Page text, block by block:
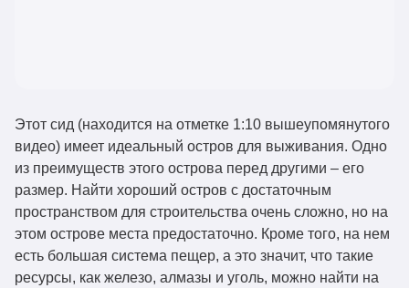
Этот сид (находится на отметке 1:10 вышеупомянутого
видео) имеет идеальный остров для выживания. Одно
из преимуществ этого острова перед другими – его
размер. Найти хороший остров с достаточным
пространством для строительства очень сложно, но на
этом острове места предостаточно. Кроме того, на нем
есть большая система пещер, а это значит, что такие
ресурсы, как железо, алмазы и уголь, можно найти на